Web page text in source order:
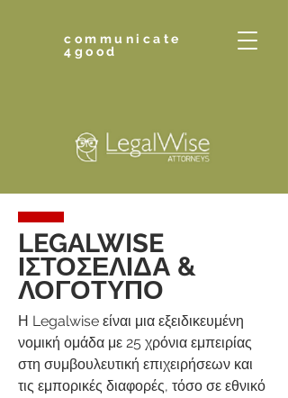
communicate
4good
LEGALWISE
ΙΣΤΟΣΕΛΙΔΑ &
ΛΟΓΟΤΥΠΟ
Η Legalwise είναι μια εξειδικευμένη
νομική ομάδα με 25 χρόνια εμπειρίας
στη συμβουλευτική επιχειρήσεων και
τις εμπορικές διαφορές, τόσο σε εθνικό